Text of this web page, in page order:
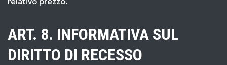
ART. 8. INFORMATIVA SUL
DIRITTO DI RECESSO